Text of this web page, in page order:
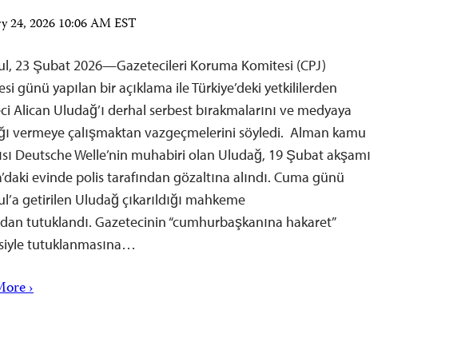
24, 2026 10:06 AM EST
23 Şubat 2026—Gazetecileri Koruma Komitesi (CPJ)
günü yapılan bir açıklama ile Türkiye’deki yetkililerden
Alican Uludağ’ı derhal serbest bırakmalarını ve medyaya
vermeye çalışmaktan vazgeçmelerini söyledi. Alman kamu
Deutsche Welle’nin muhabiri olan Uludağ, 19 Şubat akşamı
evinde polis tarafından gözaltına alındı. Cuma günü
getirilen Uludağ çıkarıldığı mahkeme
tutuklandı. Gazetecinin “cumhurbaşkanına hakaret”
tutuklanmasına…
›